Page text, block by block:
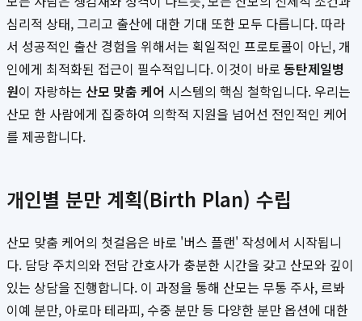
심리적 상태, 그리고 출산에 대한 기대 또한 모두 다릅니다. 따라
서 성공적인 출산 경험을 위해서는 획일적인 프로토콜이 아닌, 개
인에게 최적화된 접근이 필수적입니다. 이것이 바로 동탄제일병
원이 자랑하는 산모 맞춤 케어 시스템의 핵심 철학입니다. 우리는
산모 한 사람에게 집중하여 의학적 지원을 넘어선 전인적인 케어
를 제공합니다.
개인별 분만 계획(Birth Plan) 수립
산모 맞춤 케어의 첫걸음은 바로 '버스 플랜' 작성에서 시작됩니
다. 담당 주치의와 전담 간호사가 충분한 시간을 갖고 산모와 깊이
있는 상담을 진행합니다. 이 과정을 통해 산모는 무통 주사, 르봐
이예 분만, 아로마 테라피, 수중 분만 등 다양한 분만 옵션에 대한